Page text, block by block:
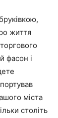
життя
фасон і
міста
століть